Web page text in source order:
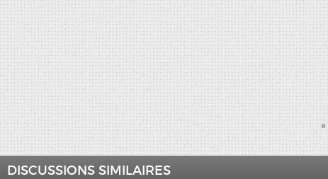
«
DISCUSSIONS SIMILAIRES